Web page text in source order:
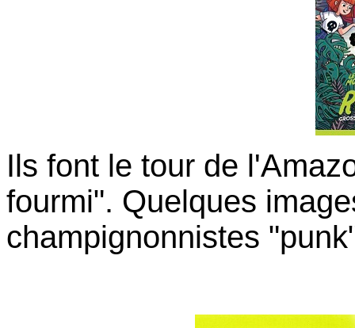
Ils font le tour de
fourmi". Quelques
champignonnistes